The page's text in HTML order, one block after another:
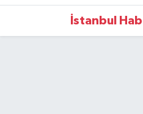
İstanbul
Süper Lig Puan